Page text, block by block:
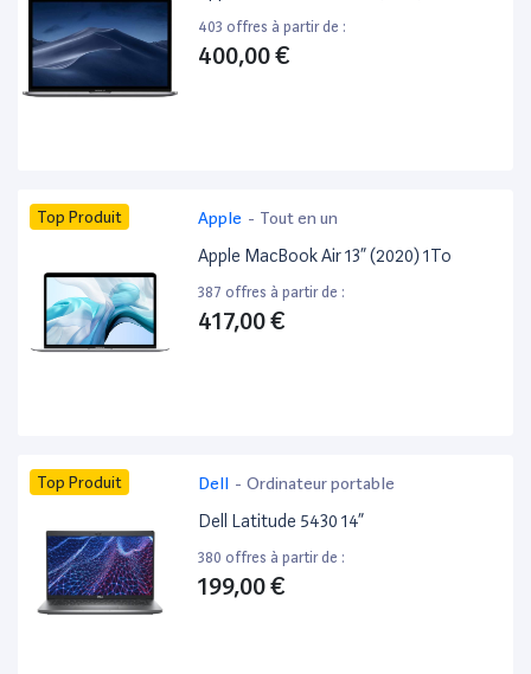
403 offres à partir de :
400,00 €
Top Produit Apple - Tout en un
Apple MacBook Air 13” (2020) 1To
387 offres à partir de :
417,00 €
Top Produit Dell - Ordinateur portable
Dell Latitude 5430 14”
380 offres à partir de :
199,00 €